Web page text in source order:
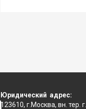
Юридический адрес:
123610, г.Москва, вн. тер.